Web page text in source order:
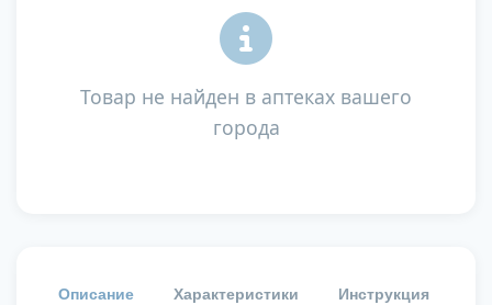
Товар не найден в аптеках вашего
города
Описание Характеристики Инструкция